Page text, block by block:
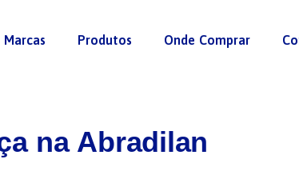
Marcas Produtos Onde Comprar
na Abradilan